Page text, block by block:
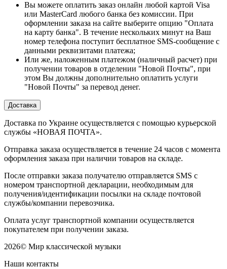
Вы можете оплатить заказ онлайн любой картой Visa
или MasterCard любого банка без комиссии. При
оформлении заказа на сайте выберите опцию "Оплата
на карту банка". В течение нескольких минут на Ваш
номер телефона поступит бесплатное SMS-сообщение с
данными реквизитами платежа;
Или же, наложенным платежом (наличный расчет) при
получении товаров в отделении "Новой Почты", при
этом Вы должны дополнительно оплатить услуги
"Новой Почты" за перевод денег.
Доставка
Доставка по Украине осуществляется с помощью курьерской
службы «НОВАЯ ПОЧТА».
Отправка заказа осуществляется в течение 24 часов с момента
оформления заказа при наличии товаров на складе.
После отправки заказа получателю отправляется SMS с
номером транспортной декларации, необходимым для
получения/идентификации посылки на складе почтовой
службы/компании перевозчика.
Оплата услуг транспортной компании осуществляется
покупателем при получении заказа.
2026© Мир классической музыки
Наши контакты